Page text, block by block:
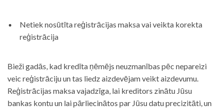
Netiek nosūtīta reģistrācijas maksa vai veikta korekta
reģistrācija
Bieži gadās, kad kredīta ņēmējs neuzmanības pēc nepareizi
veic reģistrāciju un tas liedz aizdevējam veikt aizdevumu.
Reģistrācijas maksa vajadzīga, lai kreditors zinātu Jūsu
bankas kontu un lai pārliecinātos par Jūsu datu precizitāti, un